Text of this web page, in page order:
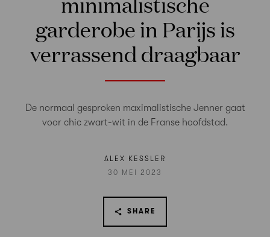
garderobe in Parijs is
verrassend draagbaar
De normaal gesproken maximalistische Jenner gaat
voor chic zwart-wit in de Franse hoofdstad.
ALEX KESSLER
30 MEI 2023
SHARE